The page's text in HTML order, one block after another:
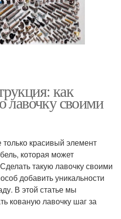
как
лавочку своими
красивый элемент
которая может
такую лавочку своими
добавить уникальности
В этой статье мы
кованую лавочку шаг за